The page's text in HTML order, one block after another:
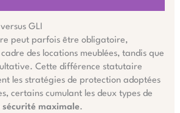
GLI
peut parfois être obligatoire,
des locations meublées, tandis que
Cette différence statutaire
les stratégies de protection adoptées
certains cumulant les deux types de
sécurité maximale.